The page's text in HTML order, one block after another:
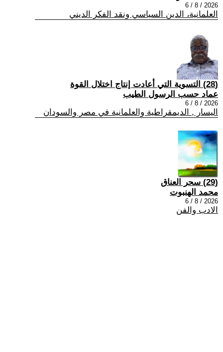
2026 / 8 / 6
العلمانية، الدين السياسي ونقد الفكر الديني
(28) التسوية التي أعادت إنتاج اختلال القوة
عماد حسب الرسول الطيب
2026 / 8 / 6
اليسار , الديمقراطية والعلمانية في مصر والسودان
(29) سحر العناق
محمد الهنبوت
2026 / 8 / 6
الادب والفن